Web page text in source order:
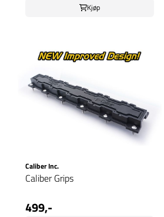
Kjøp
Caliber Inc.
Caliber Grips
499,-